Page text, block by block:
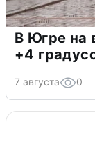
В Югре на
+4
7 августа 0